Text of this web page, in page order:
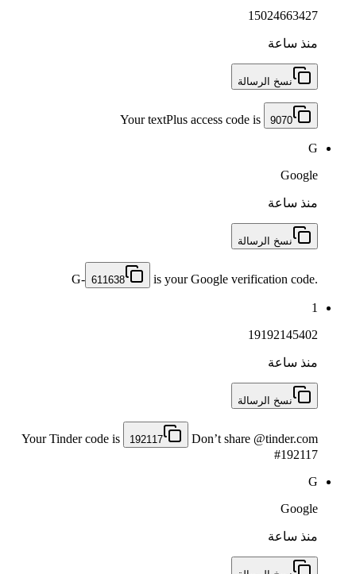
15024663427
منذ ساعة
نسخ الرسالة
Your textPlus access code is 9070
G
Google
منذ ساعة
نسخ الرسالة
G- 611638 is your Google verification code.
1
19192145402
منذ ساعة
نسخ الرسالة
Your Tinder code is 192117
Don’t share @tinder.com
#192117
G
Google
منذ ساعة